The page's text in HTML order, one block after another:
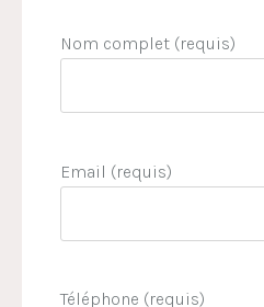
Nom complet (requis)
Email (requis)
Téléphone (requis)